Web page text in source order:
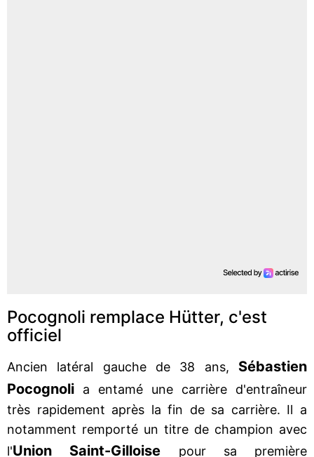
Pocognoli remplace Hütter, c'est
officiel
Ancien latéral gauche de 38 ans, Sébastien
Pocognoli
a entamé une carrière d'entraîneur
très rapidement après la fin de sa carrière. Il a
notamment remporté un titre de champion avec
l'Union Saint-Gilloise pour sa première